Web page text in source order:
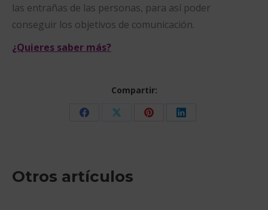
las entrañas de las personas, para así poder
conseguir los objetivos de comunicación.
¿Quieres saber más?
Compartir:
Share
Share
Share
Share
Otros artículos